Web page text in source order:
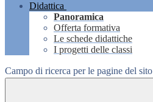
Didattica
Panoramica
Offerta formativa
Le schede didattiche
I progetti delle classi
Campo di ricerca per le pagine del sito